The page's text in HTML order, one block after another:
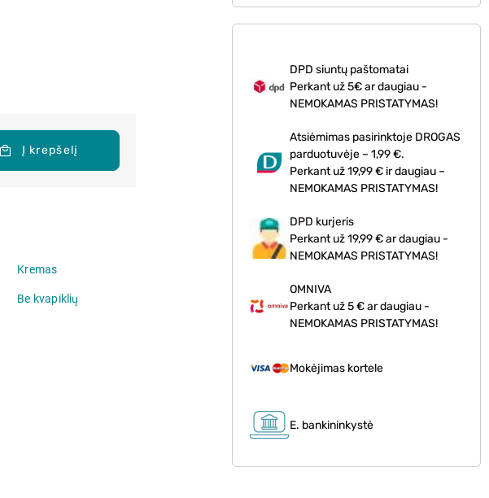
Į krepšelį
Kremas
Be kvapiklių
DPD siuntų paštomatai
Perkant už 5€ ar daugiau -
NEMOKAMAS PRISTATYMAS!
Atsiėmimas pasirinktoje DROGAS
parduotuvėje – 1,99 €.
Perkant už 19,99 € ir daugiau –
NEMOKAMAS PRISTATYMAS!
DPD kurjeris
Perkant už 19,99 € ar daugiau -
NEMOKAMAS PRISTATYMAS!
OMNIVA
Perkant už 5 € ar daugiau -
NEMOKAMAS PRISTATYMAS!
Mokėjimas kortele
E. bankininkystė